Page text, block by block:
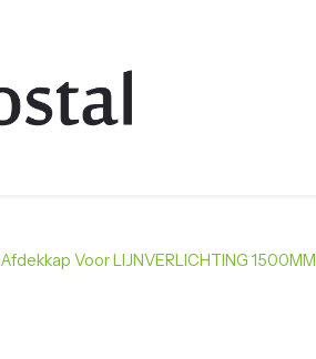
Afdekkap Voor LIJNVERLICHTING 1500MM